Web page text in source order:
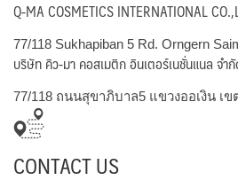
Q-MA COSMETICS INTERNATIONAL
77/118 Sukhapiban 5 Rd. Orngern
บริษัท คิว-มา คอสเมติก อินเตอร์เนชั่นแนล จำ
77/118 ถนนสุขาภิบาล5 แขวงออเงิน เข
CONTACT US